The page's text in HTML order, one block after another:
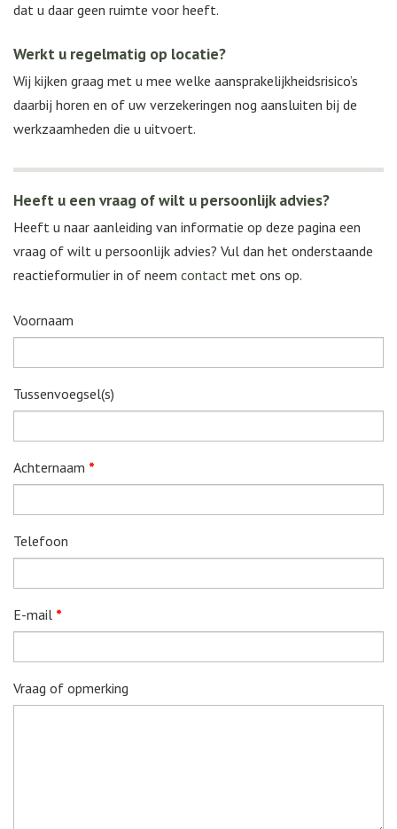
dat u daar geen ruimte voor heeft.
Werkt u regelmatig op locatie?
Wij kijken graag met u mee welke aansprakelijkheidsrisico’s
daarbij horen en of uw verzekeringen nog aansluiten bij de
werkzaamheden die u uitvoert.
Heeft u een vraag of wilt u persoonlijk advies?
Heeft u naar aanleiding van informatie op deze pagina een
vraag of wilt u persoonlijk advies? Vul dan het onderstaande
reactieformulier in of neem contact met ons op.
Voornaam
Tussenvoegsel(s)
Achternaam *
Telefoon
E-mail *
Vraag of opmerking